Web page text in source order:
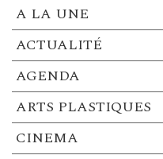
A LA UNE
ACTUALITÉ
AGENDA
ARTS PLASTIQUES
CINEMA